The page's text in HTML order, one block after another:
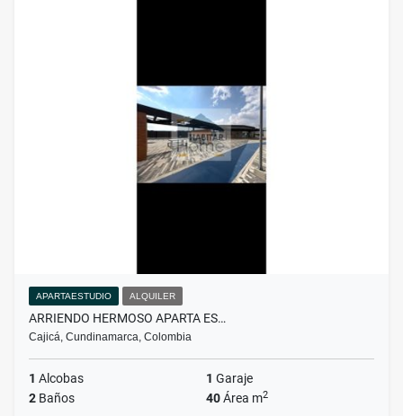
APARTAESTUDIO ALQUILER
ARRIENDO HERMOSO APARTA ES…
Cajicá, Cundinamarca, Colombia
1 Alcobas 1 Garaje
2 Baños 40Área m2